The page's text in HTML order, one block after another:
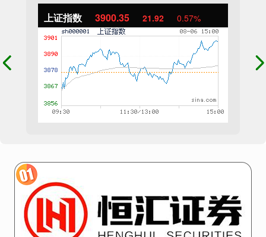
上证指数 3900.35 21.92 0.57%